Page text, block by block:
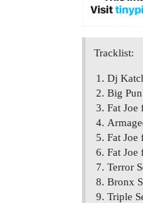
Tracklist:
Dj
Big
Fat Joe
Fat Joe
Fat Joe
Terror
Bronx
Triple